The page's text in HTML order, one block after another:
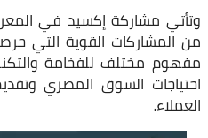
وتأتي مشاركة إكسيد في
من المشاركات القوية التي
مفهوم مختلف للفخامة
احتياجات السوق المصري
العملاء.